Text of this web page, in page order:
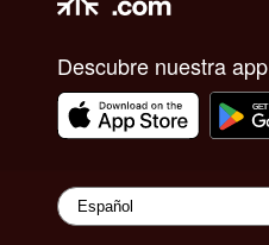
Descubre nuestra app